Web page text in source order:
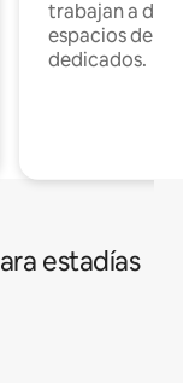
trabajan a
espacios de
dedicados.
estadías